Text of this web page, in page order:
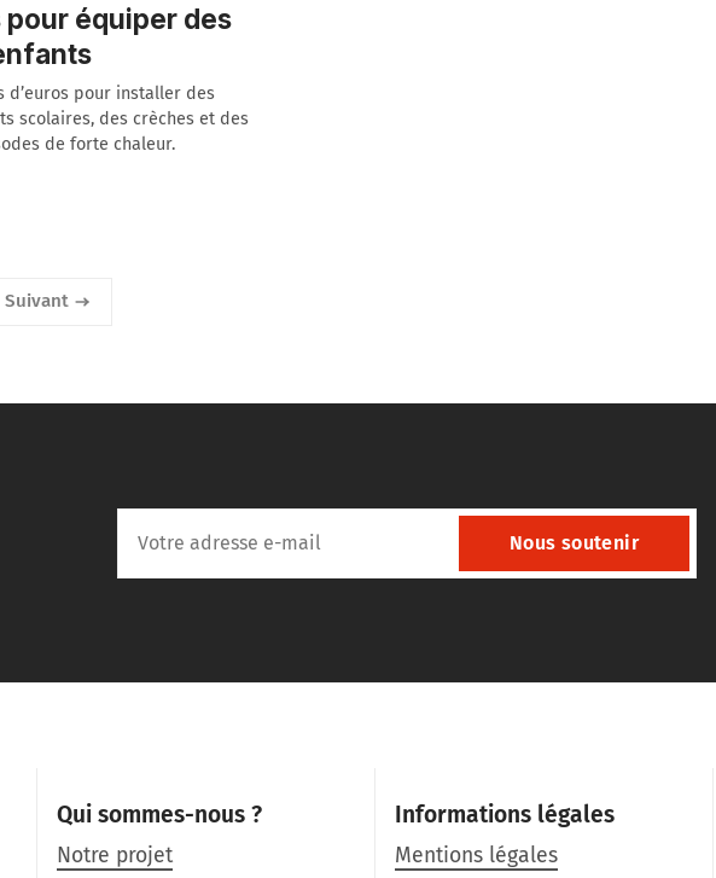
pour équiper des
d’euros pour installer des
scolaires, des crèches et des
de forte chaleur.
Suivant
Nous soutenir
Qui sommes-nous ?
Notre projet
Informations légales
Mentions légales